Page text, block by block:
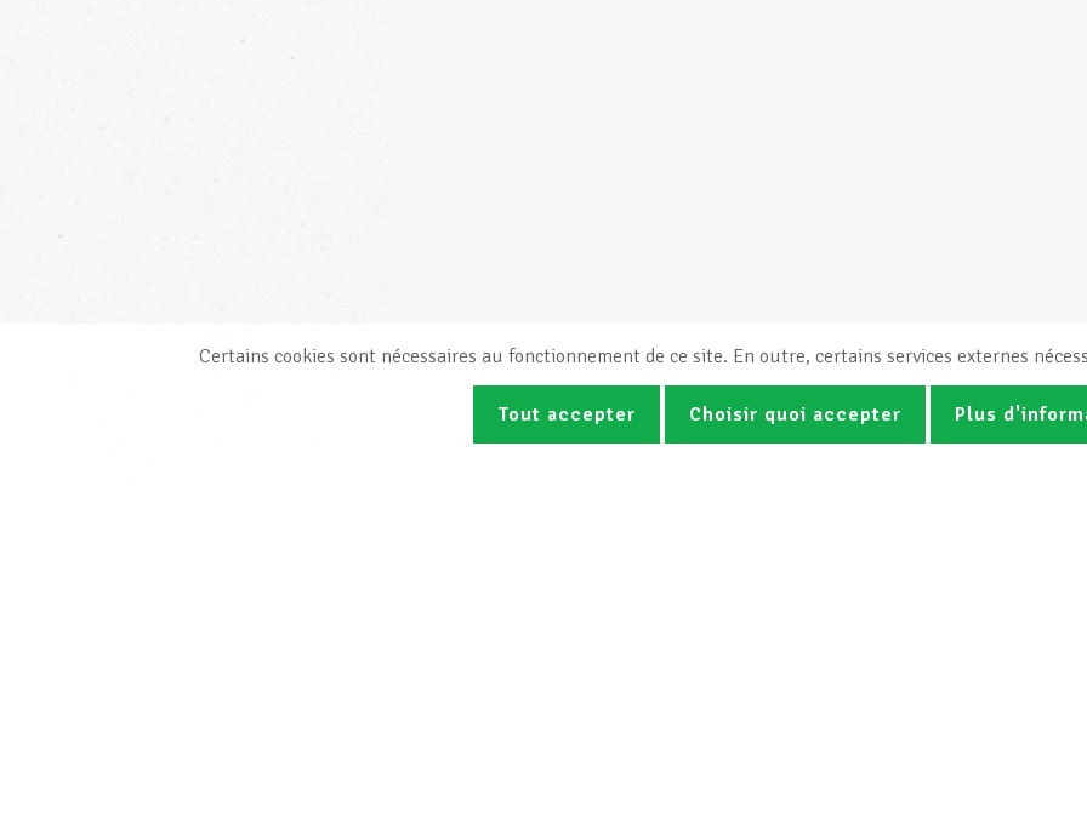
Certains cookies sont nécessaires au fonctionnement de ce site. En outre, certains services externes
Tout accepter Choisir quoi accepter Plus